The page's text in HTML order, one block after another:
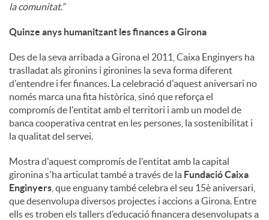
la comunitat.”
Quinze anys humanitzant les finances a Girona
Des de la seva arribada a Girona el 2011, Caixa Enginyers ha
traslladat als gironins i gironines la seva forma diferent
d'entendre i fer finances. La celebració d'aquest aniversari no
només marca una fita històrica, sinó que reforça el
compromís de l'entitat amb el territori i amb un model de
banca cooperativa centrat en les persones, la sostenibilitat i
la qualitat del servei.
Mostra d'aquest compromís de l'entitat amb la capital
gironina s'ha articulat també a través de la Fundació Caixa
Enginyers , que enguany també celebra el seu 15è aniversari,
que desenvolupa diversos projectes i accions a Girona. Entre
ells es troben els tallers d’educació financera desenvolupats a